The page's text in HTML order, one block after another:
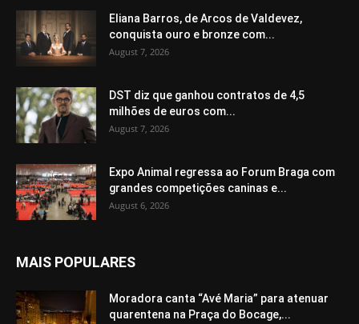
Eliana Barros, de Arcos de Valdevez,
conquista ouro e bronze com...
August 7, 2026
DST diz que ganhou contratos de 4,5
milhões de euros com...
August 7, 2026
Expo Animal regressa ao Forum Braga com
grandes competições caninas e...
August 6, 2026
MAIS POPULARES
Moradora canta “Avé Maria” para atenuar
quarentena na Praça do Bocage,...